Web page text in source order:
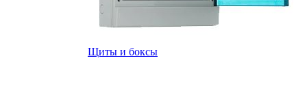
Щиты и боксы